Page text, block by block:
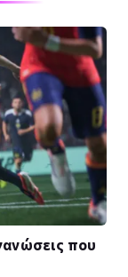
που